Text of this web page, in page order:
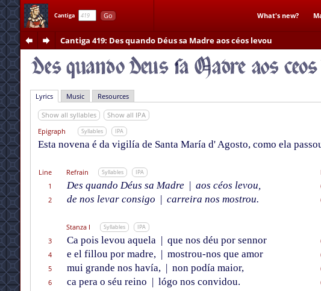
Cantiga Go What's new?
Cantiga 419: Des quando Déus sa Madre aos céos levou
Lyrics Music Resources
Show all syllables
Show all IPA
Epigraph
Syllables IPA
Esta novena é da vigilía de Santa María d' Agosto, como ela
Line Refrain Syllables IPA
1
Des quando Déus sa Madre | aos céos levou,
2
de nos levar consigo | carreira nos mostrou.
Stanza I Syllables IPA
3 Ca pois levou aquela | que nos déu por sennor
4
e el fillou por madre, | mostrou-nos que amor
5
mui grande nos havía, | non podía maior,
6
ca pera o séu reino | lógo nos convidou.